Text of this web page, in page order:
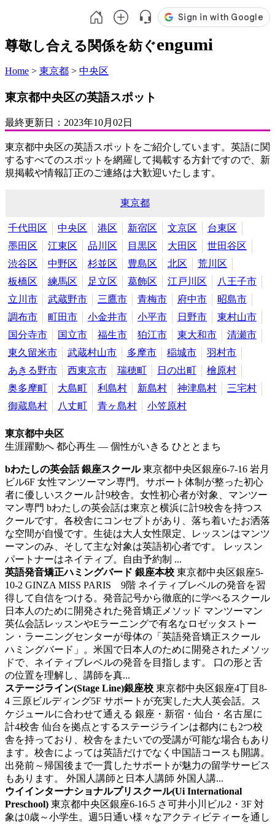
尊敬し合える関係を紡ぐengumi
Home > 東京都 > 中央区
東京都中央区の英語スポット
最終更新日： 2023年10月02日
東京都中央区の英語スポットをご紹介しています。英語に関
するすべてのスポットを網羅して掲載する方針ですので、新
規掲載や情報訂正のご連絡は大歓迎いたします。
東京都
千代田区 中央区 港区 新宿区 文京区
台東区
墨田区
江東区 品川区 目黒区 大田区
世田谷区
渋谷区
中野区 杉並区 豊島区 北区
荒川区
板橋区
練馬区 足立区 葛飾区 江戸川区
八王子市
立川市
武蔵野市 三鷹市 青梅市 府中市
昭島市
調布市
町田市 小金井市 小平市 日野市
東村山市
国分寺市
国立市 福生市 狛江市 東大和市
清瀬市
東久留米市
武蔵村山市 多摩市 稲城市
羽村市
あきる野市
西東京市 瑞穂町 日の出町
檜原村
奥多摩町
大島町 利島村 新島村 神津島村
三宅村
御蔵島村
八丈町 青ヶ島村 小笠原村
東京都中央区
生涯躍動へ 都心再生 ― 個性がいきる ひととまち
bわたしの英会話 銀座スクール東京都中央区銀座6‐7‐16 岩月
ビル6F 女性マンツーマン専門。サポート体制が整った初心
者に優しいスクール 計9校舎。女性初心者が対象、マンツー
マン専門 bわたしの英会話は東京と横浜に計9校舎を持つス
クールです。各校舎にコンセプトがあり、落ち着いたお洒落
な空間が自慢です。生徒は大人女性限定、レッスンはマンツ
ーマンのみ、そして主な対象は英語初心者です。 レッスン
パートナーはネイティブ。自由予約制 ...
英語発音矯正ハミングバード 銀座本校 東京都中央区銀座5-
10-2 GINZA MISS PARIS 9階 ネイティブレベルの発音を習
得して自信をつける。発音記号から徹底的に学べるスクール
日本人のために開発された発音矯正メソッド マンツーマン
英仏会話レッスンやEラーニングで有名なロゼッタストー
ン・ラーニングセンターが母体の「英語発音矯正スクール
ハミングバード」。米国で日本人のために開発されたメソッ
ドで、ネイティブレベルの発音を目指します。 口の形と舌
の位置を理解し、講師を真...
ステージライン(Stage Line)銀座校 東京都中央区銀座4丁目8-
4 三原ビルディング5F サポートが充実した大人英会話。ス
ケジュールに合わせて通える 銀座・新宿・仙台・名古屋に
計4校舎 仙台を拠点とするステージラインは都内にも2つ校
舎を持っており、校舎をまたいでの受講が可能な場合もあり
ます。校舎によっては英語だけでなく中国語コースも開講。
出発前～帰国後まで一貫したサポートが魅力の留学サービス
もあります。 外国人講師と日本人講師 外国人講...
ウイインターナショナルプリスクール(Ui International
Preschool) 東京都中央区銀座6-16-5 さ可井小川ビル2・3F 対
象は0歳～小学生。週5日通い様々なアクティビティーを通し